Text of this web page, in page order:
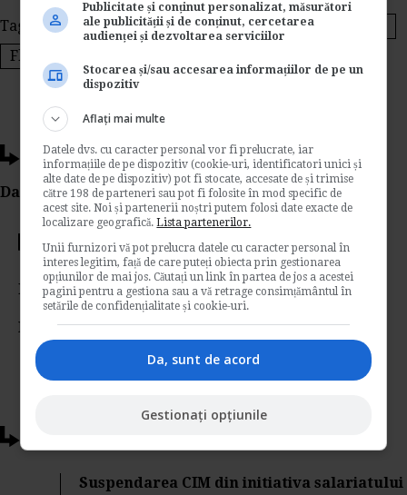
Tags: Six Sigma 5S Delphi Ishikawa
Flowchart
Ti-a placut acest articol?
Da Like, Printeaza sau trimite pe Email!
Votati articolul
Rating:
Nota:5din1voturi
Suspendarea CIM din initiativa salariatului
Publicitate și conținut personalizat, măsurători
ale publicității și de conținut, cercetarea
audienței și dezvoltarea serviciilor
Stocarea și/sau accesarea informațiilor de pe un
dispozitiv
Aflați mai multe
Datele dvs. cu caracter personal vor fi prelucrate, iar
informațiile de pe dispozitiv (cookie-uri, identificatori unici și
alte date de pe dispozitiv) pot fi stocate, accesate de și trimise
către 198 de parteneri sau pot fi folosite în mod specific de
acest site. Noi și partenerii noștri putem folosi date exacte de
localizare geografică.Lista partenerilor.
Unii furnizori vă pot prelucra datele cu caracter personal în
interes legitim, față de care puteți obiecta prin gestionarea
opțiunilor de mai jos. Căutați un link în partea de jos a acestei
pagini pentru a gestiona sau a vă retrage consimțământul în
setările de confidențialitate și cookie-uri.
Da, sunt de acord
Gestionați opțiunile